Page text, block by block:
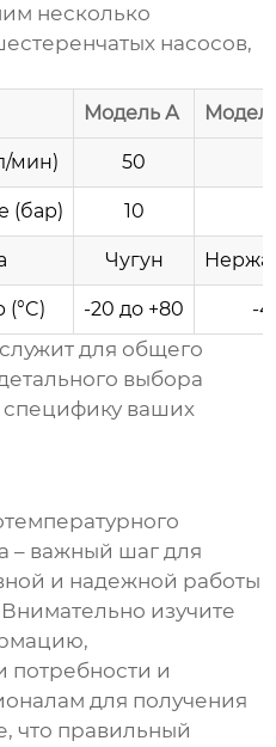
несколько
насосов,
Модель А
мин) 50
(бар) 10
Чугун
-20 до +80 -
для общего
выбора
специфику ваших
– важный шаг для
и надежной работы
изучите
потребности и
для получения
что правильный